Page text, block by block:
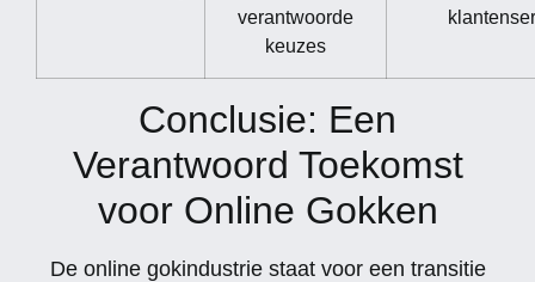
verantwoorde
keuzes
Conclusie: Een
Verantwoord Toekomst
voor Online Gokken
De online gokindustrie staat voor een transitie